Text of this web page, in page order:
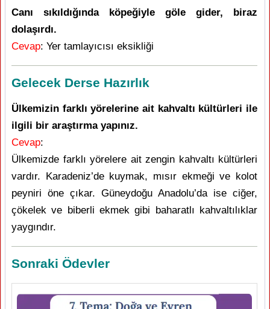
Canı sıkıldığında köpeğiyle göle gider, biraz
dolaşırdı.
Cevap: Yer tamlayıcısı eksikliği
Gelecek Derse Hazırlık
Ülkemizin farklı yörelerine ait kahvaltı kültürleri ile
ilgili bir araştırma yapınız.
Cevap:
Ülkemizde farklı yörelere ait zengin kahvaltı kültürleri
vardır. Karadeniz’de kuymak, mısır ekmeği ve kolot
peyniri öne çıkar. Güneydoğu Anadolu’da ise ciğer,
çökelek ve biberli ekmek gibi baharatlı kahvaltılıklar
yaygındır.
Sonraki Ödevler